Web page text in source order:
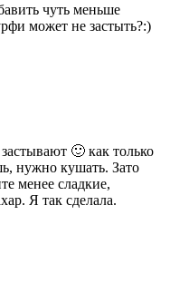
чуть меньше
может не застыть?:)
🙂 как только
нужно кушать. Зато
менее сладкие,
Я так сделала.